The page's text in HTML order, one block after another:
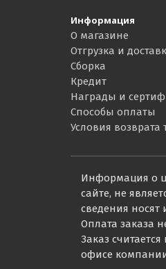
Информация
О магазине
Отгрузка и
Сборка
Кредит
Награды и
Способы оплаты
Условия возврата
Информация о
сайте, не
сведения
Оплата заказа
Заказ
офисе